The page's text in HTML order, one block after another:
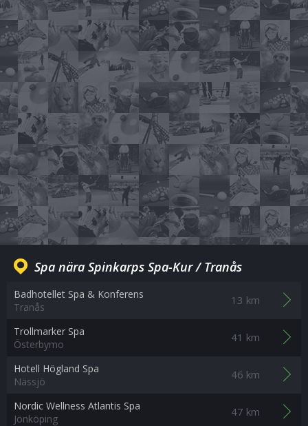
Spa nära Spinkarps Spa-Kur / Tranås
Badhotellet Spa & Konferens
Tranås
13 km
Trollmarker Spa
Österbymo
41 km
Hotell Högland Spa
Nässjö
46 km
Nordic Wellness Atlantis Spa
Jönköping
47 km